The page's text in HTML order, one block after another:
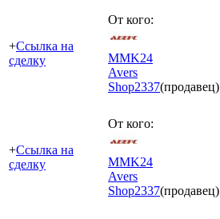
+Ссылка на
сделку
От кого:
MMK24
Avers
Shop2337(продавец)
+Ссылка на
сделку
От кого:
MMK24
Avers
Shop2337(продавец)